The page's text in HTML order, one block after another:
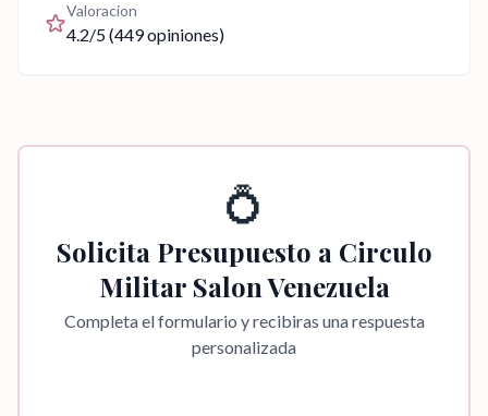
Valoracion
4.2/5 (449opiniones)
💍
Solicita Presupuesto a Circulo
Militar Salon Venezuela
Completa el formulario y recibiras una respuesta
personalizada